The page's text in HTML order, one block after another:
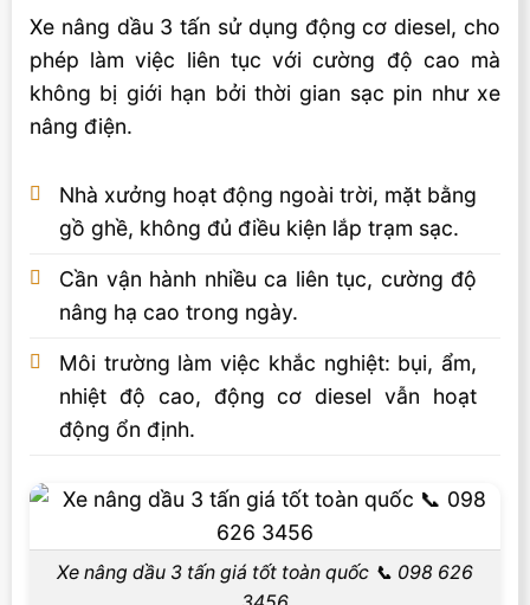
EP/iMOW/Maxlion
Giá xe nâng dầu 3 tấn cập nhật tại
Viestandard
Các yếu tố cần cân nhắc trước khi mua xe
Vì sao nên mua xe nâng dầu 3 tấn tại
Vietstandard?
Video xe nâng dầu 3 tấn tại Vietstandard
Liên hệ mua sản phẩm
Xe nâng dầu 3 tấn sử dụng động cơ diesel, cho
phép làm việc liên tục với cường độ cao mà
không bị giới hạn bởi thời gian sạc pin như xe
nâng điện.
Nhà xưởng hoạt động ngoài trời, mặt bằng
gồ ghề, không đủ điều kiện lắp trạm sạc.
Cần vận hành nhiều ca liên tục, cường độ
nâng hạ cao trong ngày.
Môi trường làm việc khắc nghiệt: bụi, ẩm,
nhiệt độ cao, động cơ diesel vẫn hoạt
động ổn định.
Xe nâng dầu 3 tấn giá tốt toàn quốc 📞 098 626